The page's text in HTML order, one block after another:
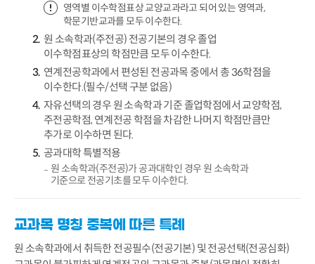
영역별 이수학점표상 교양교과라고 되어 있는 영역과,
학문기반교과를 모두 이수한다.
원 소속학과(주전공) 전공기본의 경우 졸업
이수학점표상의 학점만큼 모두 이수한다.
연계전공학과에서 편성된 전공과목 중에서 총 36학점을
이수한다.(필수/선택 구분 없음)
자유선택의 경우 원 소속학과 기준 졸업학점에서 교양학점,
주전공학점, 연계전공 학점을 차감한 나머지 학점만큼만
추가로 이수하면 된다.
공과대학 특별적용
원 소속학과(주전공)가 공과대학인 경우 원 소속학과
기준으로 전공기초를 모두 이수한다.
교과목 명칭 중복에 따른 특례
원 소속학과에서 취득한 전공필수(전공기본) 및 전공선택(전공심화)